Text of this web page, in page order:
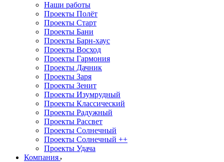
Наши работы
Проекты Полёт
Проекты Старт
Проекты Бани
Проекты Барн-хаус
Проекты Восход
Проекты Гармония
Проекты Дачник
Проекты Заря
Проекты Зенит
Проекты Изумрудный
Проекты Классический
Проекты Радужный
Проекты Рассвет
Проекты Солнечный
Проекты Солнечный ++
Проекты Удача
Компания